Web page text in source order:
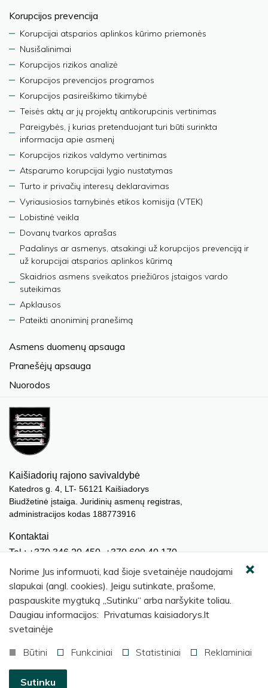
Korupcijos prevencija
Korupcijai atsparios aplinkos kūrimo priemonės
Nusišalinimai
Korupcijos rizikos analizė
Korupcijos prevencijos programos
Korupcijos pasireiškimo tikimybė
Teisės aktų ar jų projektų antikorupcinis vertinimas
Pareigybės, į kurias pretenduojant turi būti surinkta
informacija apie asmenį
Korupcijos rizikos valdymo vertinimas
Atsparumo korupcijai lygio nustatymas
Turto ir privačių interesų deklaravimas
Vyriausiosios tarnybinės etikos komisija (VTEK)
Lobistinė veikla
Dovanų tvarkos aprašas
Padalinys ar asmenys, atsakingi už korupcijos prevenciją ir
už korupcijai atsparios aplinkos kūrimą
Skaidrios asmens sveikatos priežiūros įstaigos vardo
suteikimas
Apklausos
Pateikti anoniminį pranešimą
Asmens duomenų apsauga
Pranešėjų apsauga
Nuorodos
Kaišiadorių rajono savivaldybė
Katedros g. 4, LT- 56121 Kaišiadorys
Biudžetinė įstaiga. Juridinių asmenų registras,
administracijos kodas 188773916
Kontaktai
Tel.: +370 346 20 450, +370 609 40 170
El. paštas.: meras@kaisiadorys.lt
dokumentai@kaisiadorys.lt
Naujienų prenumerata
© 2026 Kaišiadorių rajono savivaldybė
Norime Jus informuoti, kad šioje svetainėje naudojami
slapukai (angl. cookies). Jeigu sutinkate, prašome,
paspauskite mygtuką „Sutinku“ arba naršykite toliau.
Daugiau informacijos: Privatumas kaisiadorys.lt
svetainėje
Būtini
Funkciniai Statistiniai Reklaminiai
Sutinku